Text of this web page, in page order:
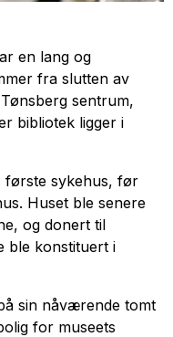
en lang og
fra slutten av
sentrum,
bibliotek ligger i
første sykehus, før
Huset ble senere
og donert til
ble konstituert i
sin nåværende tomt
for museets